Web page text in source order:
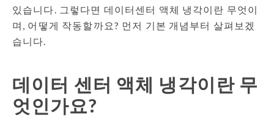
있습니다. 그렇다면 데이터센터 액체 냉각이란 무엇이
며, 어떻게 작동할까요? 먼저 기본 개념부터 살펴보겠
습니다.
데이터 센터 액체 냉각이란 무
엇인가요?